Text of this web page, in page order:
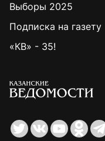
Выборы 2025
Подписка на газету
«КВ» - 35!